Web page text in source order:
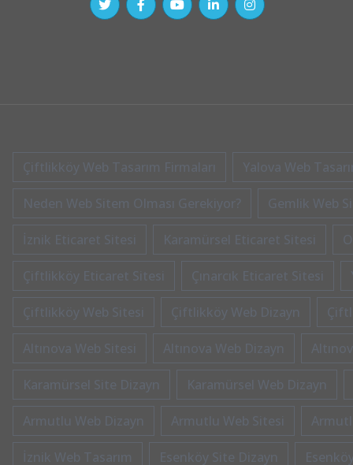
Çiftlikköy Web Tasarım Firmaları Yalova Web
Neden Web Sitem Olması Gerekiyor? Gemlik Web
İznik Eticaret Sitesi Karamürsel Eticaret Sitesi
Çiftlikköy Eticaret Sitesi Çınarcık Eticaret Sitesi
Çiftlikköy Web Sitesi Çiftlikköy Web Dizayn
Altınova Web Sitesi Altınova Web Dizayn
Karamürsel Site Dizayn Karamürsel Web Dizayn
Armutlu Web Dizayn Armutlu Web Sitesi
İznik Web Tasarım Esenköy Site Dizayn